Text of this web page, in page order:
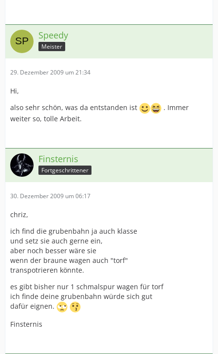
Speedy
Meister
29. Dezember 2009 um 21:34
Hi,
also sehr schön, was da entstanden ist
. Immer
weiter so, tolle Arbeit.
Finsternis
Fortgeschrittener
30. Dezember 2009 um 06:17
chriz,
ich find die grubenbahn ja auch klasse
und setz sie auch gerne ein,
aber noch besser wäre sie
wenn der braune wagen auch "torf"
transpotrieren könnte.
es gibt bisher nur 1 schmalspur wagen für torf
ich finde deine grubenbahn würde sich gut
dafür eignen.
Finsternis